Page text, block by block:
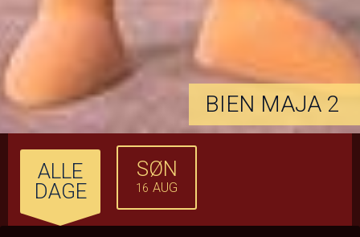
BIEN MAJA 2
ALLE
DAGE
SØN
16 AUG